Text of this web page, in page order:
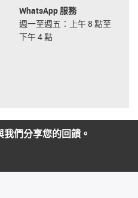
WhatsApp 服務
週一至週五：上午 8 點至
下午 4 點
們分享您的回饋。